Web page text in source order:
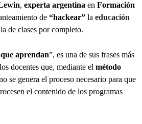
, experta argentina en Formación
de “hackear” la educación
de clases por completo.
aprendan”, es una de sus frases más
docentes que, mediante el método
se genera el proceso necesario para que
el contenido de los programas